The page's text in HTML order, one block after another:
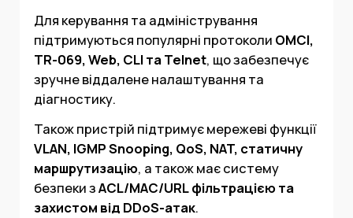
Для керування та адміністрування
підтримуються популярні протоколи OMCI,
TR-069, Web, CLI та Telnet, що забезпечує
зручне віддалене налаштування та
діагностику.
Також пристрій підтримує мережеві функції
VLAN, IGMP Snooping, QoS, NAT, статичну
маршрутизацію, а також має систему
безпеки зACL/MAC/URL фільтрацією та
захистом від DDoS-атак.